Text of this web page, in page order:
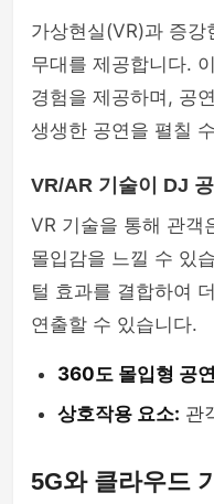
가상현실(VR)과 증
무대를 제공합니다.
경험을 제공하며, 공
생생한 공연을 펼칠
VR/AR 기술이 DJ
VR 기술을 통해 관객
몰입감을 느낄 수 있
털 효과를 결합하여
연출할 수 있습니다.
360도 몰입형 공
상호작용 요소: 관
5G와 클라우드